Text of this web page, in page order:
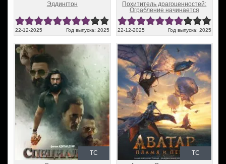
Эддингтон
22-12-2025 Год выпуска: 2025
Похититель драгоценностей:
Ограбление начинается
22-12-2025 Год выпуска: 2025
TC
TC